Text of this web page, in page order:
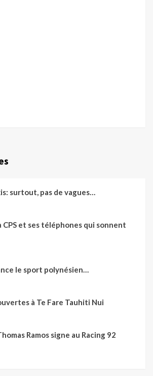
surtout, pas de vagues…
CPS et ses téléphones qui sonnent
le sport polynésien…
à Te Fare Tauhiti Nui
Ramos signe au Racing 92